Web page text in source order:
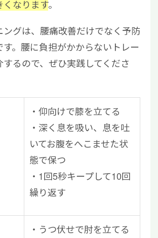
なります。
ングは、腰痛改善だけでなく予防
す。腰に負担がかからないトレー
るので、ぜひ実践してくださ
仰向けで膝を立てる
深く息を吸い、息を吐
いてお腹をへこませた状
態で保つ
1回5秒キープして10回
繰り返す
うつ伏せで肘を立てる